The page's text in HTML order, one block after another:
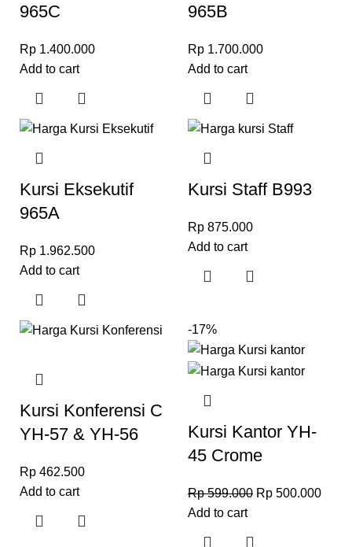
965C
Rp 1.400.000
Add to cart
965B
Rp 1.700.000
Add to cart
Kursi Eksekutif
965A
Rp 1.962.500
Add to cart
Kursi Staff B993
Rp 875.000
Add to cart
Kursi Konferensi C
YH-57 & YH-56
Rp 462.500
Add to cart
-17%
Kursi Kantor YH-
45 Crome
Rp599.000 Rp 500.000
Add to cart